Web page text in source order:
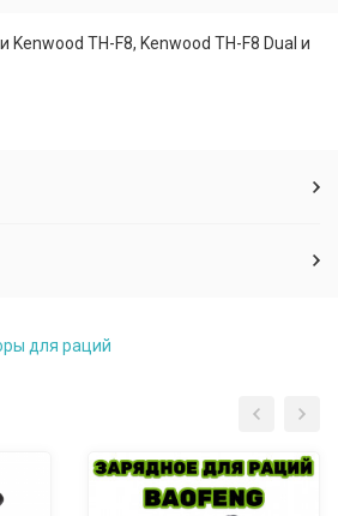
TH-F8, Kenwood TH-F8 Dual и
для раций